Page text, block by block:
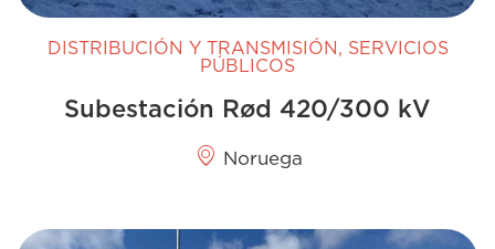
DISTRIBUCIÓN Y TRANSMISIÓN , SERVICIOS
PÚBLICOS
Subestación Rød 420/300 kV
Noruega